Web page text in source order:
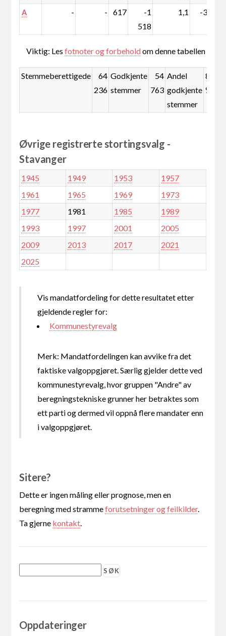
A - - 617
-1
518
1,1 -3,2
Viktig: Lesfotnoter og forbeholdom denne tabellen
Stemmeberettigede
64
236
Godkjente
stemmer
54
763
Andel
godkjente
stemmer
85,3
%
Øvrige registrerte stortingsvalg -
Stavanger
1945 1949 1953
1957
1961
1965 1969
1973
1977
1981 1985
1989
1993
1997 2001
2005
2009
2013 2017
2021
2025
Vis mandatfordeling for dette resultatet etter
gjeldende regler for:
Kommunestyrevalg
Merk: Mandatfordelingen kan avvike fra det
faktiske valgoppgjøret. Særlig gjelder dette ved
kommunestyrevalg, hvor gruppen "Andre" av
beregningstekniske grunner her betraktes som
ett parti og dermed vil oppnå flere mandater enn
i valgoppgjøret.
Sitere?
Dette er ingen måling eller prognose, men en
beregning med strammeforutsetninger og feilkilder.
Ta gjerne kontakt.
Oppdateringer